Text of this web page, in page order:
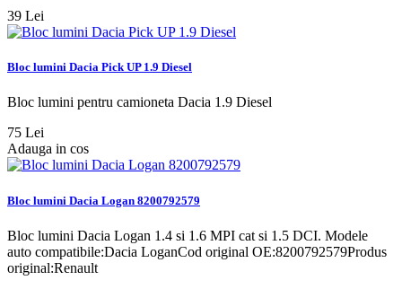
39 Lei
Bloc lumini Dacia Pick UP 1.9 Diesel
Bloc lumini pentru camioneta Dacia 1.9 Diesel
75 Lei
Adauga in cos
Bloc lumini Dacia Logan 8200792579
Bloc lumini Dacia Logan 1.4 si 1.6 MPI cat si 1.5 DCI. Modele
auto compatibile:Dacia LoganCod original OE:8200792579Produs
original:Renault